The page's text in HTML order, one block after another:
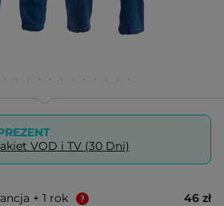
VOD i TV (30 Dni)
+ 1 rok 46 zł